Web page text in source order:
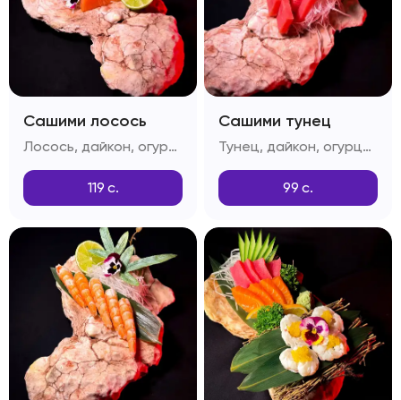
Сашими лосось
Лосось, дайкон, огурцы, лимон
119 с.
Сашими тунец
Тунец, дайкон, огурцы, лимон
99 с.